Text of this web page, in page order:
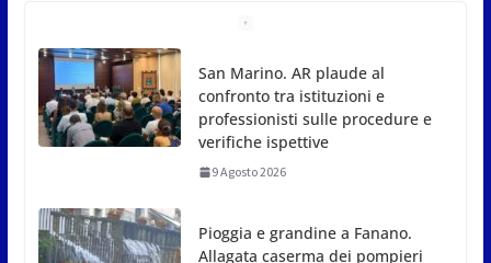
Pioggia e grandine a Fanano.
Allagata caserma dei pompieri
9 Agosto 2026
guarda ai Giochi del
Mediterraneo